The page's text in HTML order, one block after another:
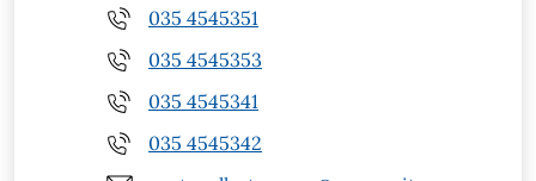
035 4545351
035 4545353
035 4545341
035 4545342